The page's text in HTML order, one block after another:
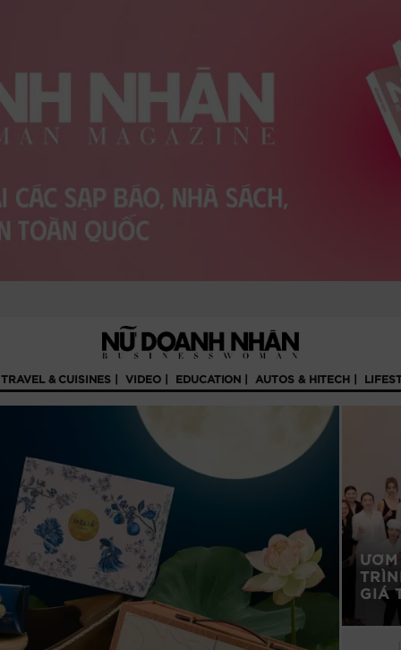
TRAVEL & CUISINES VIDEO EDUCATION AUTOS & HITECH
GIÁ